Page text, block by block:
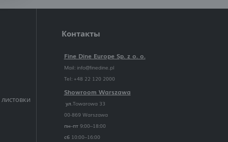
Контакты
Fine Dine Europe Sp. z o. o.
Mail: info@finedine.pl
Tel: +48 22 120 2000
Showroom Warszawa
ул.Towarowa 33
00-869 Warszawa
пн–пт 9:00–18:00
сб 10:00–16:00